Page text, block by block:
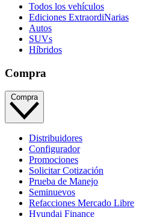
Todos los vehículos
Ediciones ExtraordiNarias
Autos
SUVs
Híbridos
Compra
Compra
Distribuidores
Configurador
Promociones
Solicitar Cotización
Prueba de Manejo
Seminuevos
Refacciones Mercado Libre
Hyundai Finance